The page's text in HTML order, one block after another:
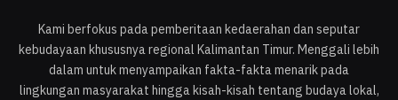
Kami berfokus pada pemberitaan kedaerahan dan seputar
kebudayaan khususnya regional Kalimantan Timur. Menggali lebih
dalam untuk menyampaikan fakta-fakta menarik pada
lingkungan masyarakat hingga kisah-kisah tentang budaya lokal,